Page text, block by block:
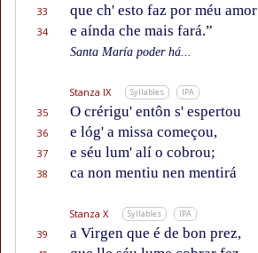
33
que ch' esto faz por méu amor
34
e aínda che mais fará.”
Santa María poder há...
Stanza IX Syllables IPA
35 O crérigu' entôn s' espertou
36
e lóg' a missa começou,
37
e séu lum' alí o cobrou;
38
ca non mentiu nen mentirá
Stanza X Syllables IPA
39 a Virgen que é de bon prez,